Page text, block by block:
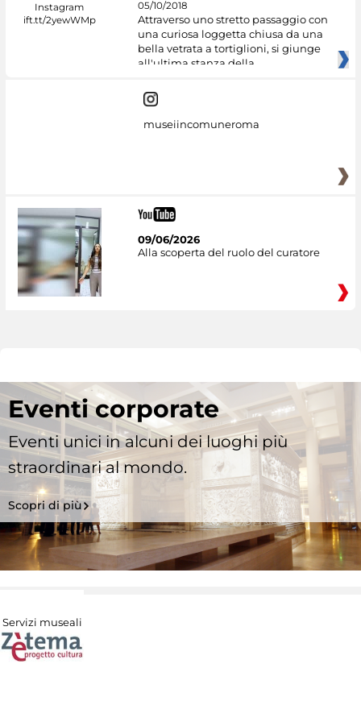
05/10/2018
Attraverso uno stretto passaggio con
una curiosa loggetta chiusa da una
bella vetrata a tortiglioni, si giunge
all'ultima stanza della
museiincomuneroma
09/06/2026
Alla scoperta del ruolo del curatore
Eventi corporate
Eventi unici in alcuni dei luoghi più
straordinari al mondo.
Scopri di più
Servizi museali